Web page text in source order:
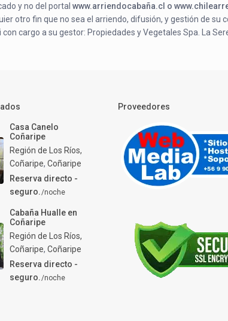
y no del portal www.arriendocabaña.cl o
otro fin que no sea el arriendo, difusión, y gestión de su
cargo a su gestor: Propiedades y Vegetales Spa. La
Casa Canelo
Coñaripe
Región de Los Ríos,
Coñaripe,Coñaripe
Reserva directo -
seguro./noche
Cabaña Hualle en
Coñaripe
Región de Los Ríos,
Coñaripe,Coñaripe
Reserva directo -
seguro./noche
Proveedores